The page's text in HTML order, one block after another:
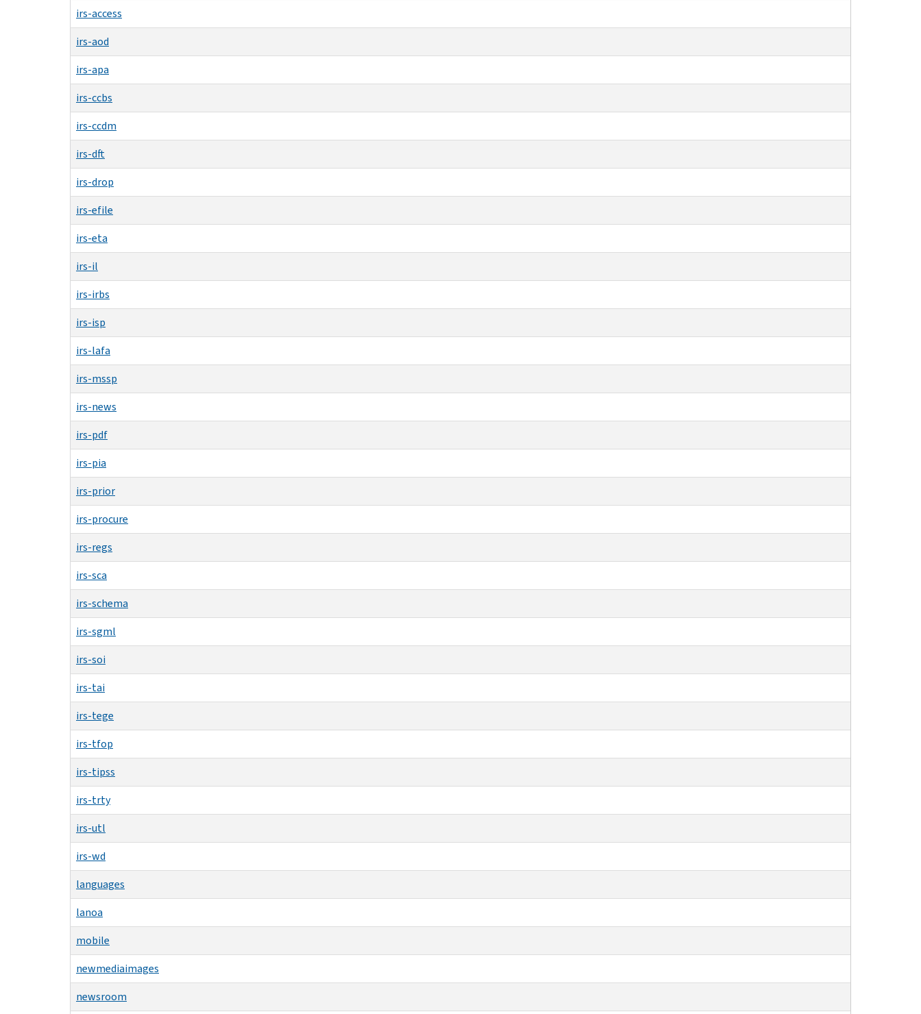
irs-access
irs-aod
irs-apa
irs-ccbs
irs-ccdm
irs-dft
irs-drop
irs-efile
irs-eta
irs-il
irs-irbs
irs-isp
irs-lafa
irs-mssp
irs-news
irs-pdf
irs-pia
irs-prior
irs-procure
irs-regs
irs-sca
irs-schema
irs-sgml
irs-soi
irs-tai
irs-tege
irs-tfop
irs-tipss
irs-trty
irs-utl
irs-wd
languages
lanoa
mobile
newmediaimages
newsroom